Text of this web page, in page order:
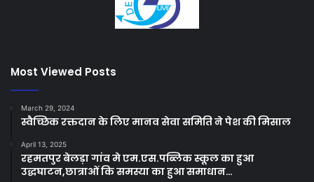
Most Viewed Posts
March 29, 2024
स्वैच्छिक रक्तदान के लिए मानव सेवा समिति ने पेश की मिसाल
April 13, 2025
रहमतपुर बेलड़ा गांव मे एम.एस.पब्लिक स्कूल का हुआ
उद्धघाटन,छात्राओं कि समस्या का हुआ समाधान…